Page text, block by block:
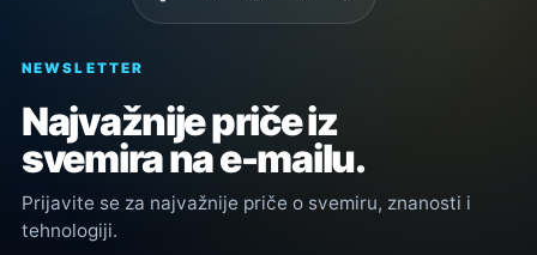
NEWSLETTER
Najvažnije priče iz
svemira na e-mailu.
Prijavite se za najvažnije priče o svemiru, znanosti i
tehnologiji.